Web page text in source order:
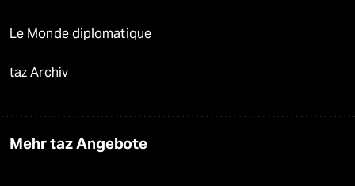
Le Monde diplomatique
taz Archiv
Mehr taz Angebote